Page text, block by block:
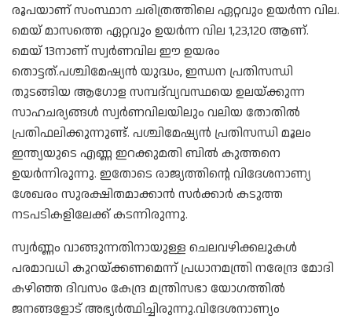
രൂപയാണ് സംസ്ഥാന ചരിത്രത്തിലെ ഏറ്റവും ഉയർന്ന വില.
മെയ് മാസത്തെ ഏറ്റവും ഉയർന്ന വില 1,23,120 ആണ്.
മെയ് 13നാണ് സ്വർണവില ഈ ഉയരം
തൊട്ടത്.പശ്ചിമേഷ്യൻ യുദ്ധം, ഇന്ധന പ്രതിസന്ധി
തുടങ്ങിയ ആഗോള സമ്പദ്‌വ്യവസ്ഥയെ ഉലയ്ക്കുന്ന
സാഹചര്യങ്ങൾ സ്വർണവിലയിലും വലിയ തോതില്‍
പ്രതിഫലിക്കുന്നുണ്ട്‍. പശ്ചിമേഷ്യൻ പ്രതിസന്ധി മൂലം
ഇന്ത്യയുടെ എണ്ണ ഇറക്കുമതി ബിൽ കുത്തനെ
ഉയർന്നിരുന്നു. ഇതോടെ രാജ്യത്തിന്റെ വിദേശനാണ്യ
ശേഖരം സുരക്ഷിതമാക്കാൻ സർക്കാർ കടുത്ത
നടപടികളിലേക്ക് കടന്നിരുന്നു.
സ്വർണ്ണം വാങ്ങുന്നതിനായുള്ള ചെലവഴിക്കലുകൾ
പരമാവധി കുറയ്ക്കണമെന്ന് പ്രധാനമന്ത്രി നരേന്ദ്ര മോദി
കഴിഞ്ഞ ദിവസം കേന്ദ്ര മന്ത്രിസഭാ യോഗത്തിൽ
ജനങ്ങളോട് അഭ്യർത്ഥിച്ചിരുന്നു.വിദേശനാണ്യം